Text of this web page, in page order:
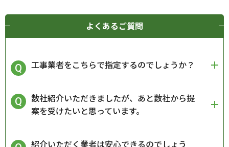
よくあるご質問
工事業者をこちらで指定するのでしょうか？
数社紹介いただきましたが、あと数社から提
案を受けたいと思っています。
紹介いただく業者は安心できるのでしょう